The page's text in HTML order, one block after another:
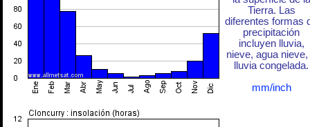
Tierra. Las
diferentes formas
precipitación
incluyen lluvia,
nieve, agua
lluvia congelada.
mm/inch